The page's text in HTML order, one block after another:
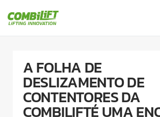
A FOLHA DE
DESLIZAMENTO DE
CONTENTORES DA
COMBILIFTÉ UMA